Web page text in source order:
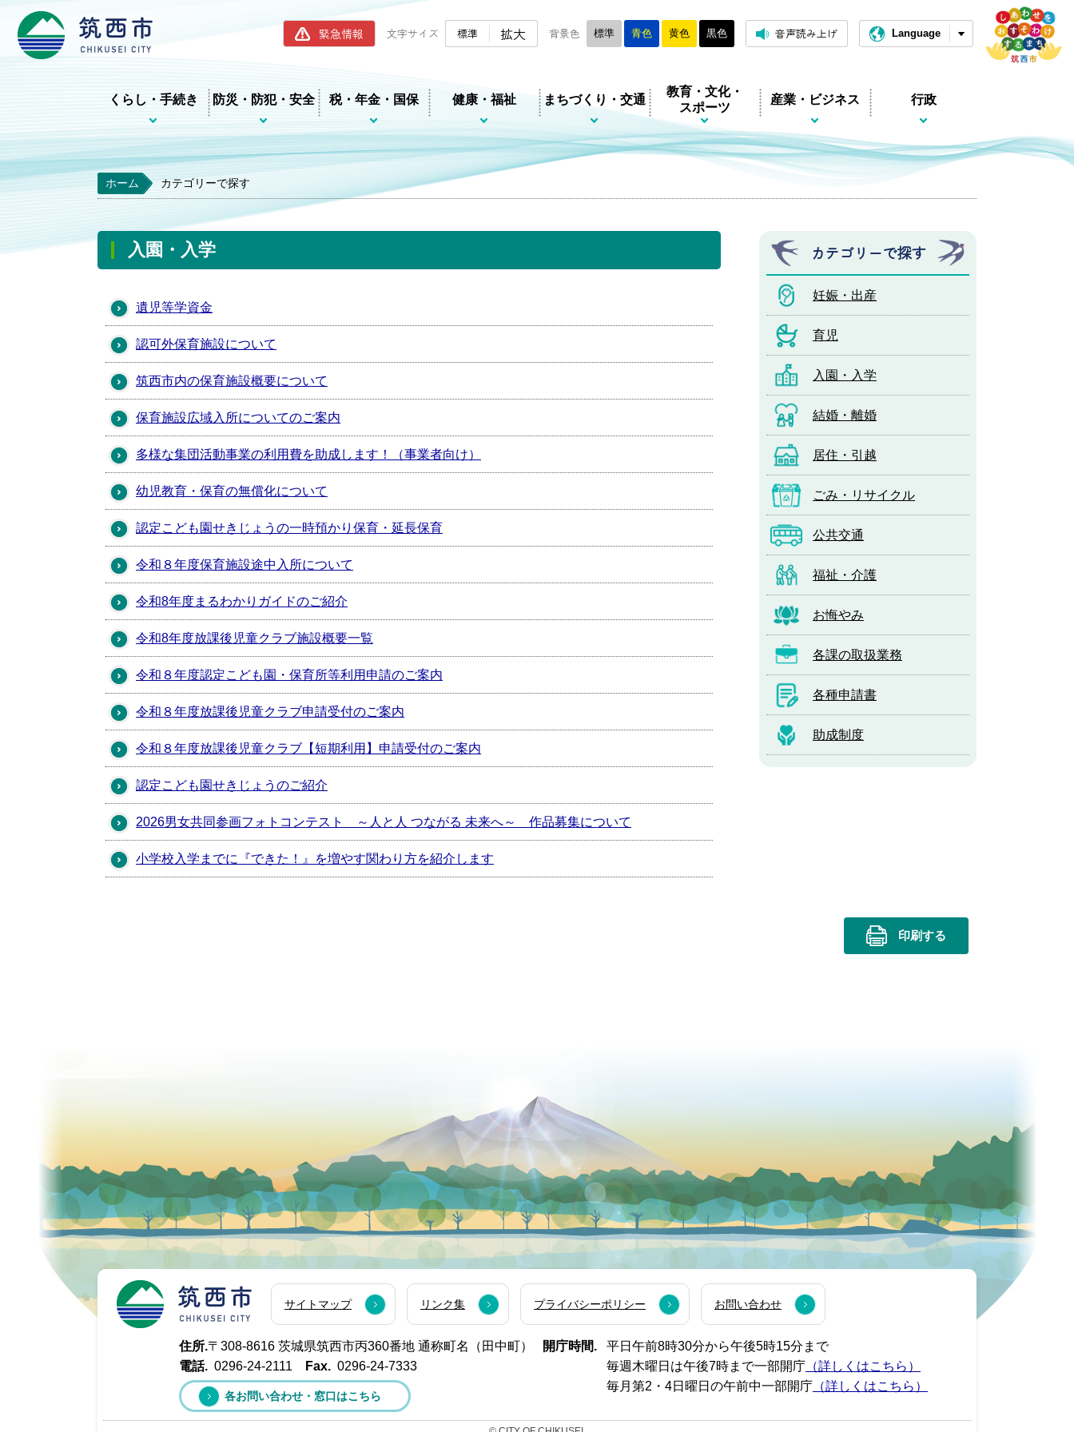
筑西市ホームページ
緊急情報 文字サイズ 標準 拡大 背景色 標準 青色 黄色 黒色 音声読み上げ Language
くらし・手続き 防災・防犯・安全 税・年金・国保 健康・福祉 まちづくり・交通
教育・文化・
スポーツ
産業・ビジネス 行政
ホーム カテゴリーで探す
入園・入学
遺児等学資金
認可外保育施設について
筑西市内の保育施設概要について
保育施設広域入所についてのご案内
多様な集団活動事業の利用費を助成します！（事業者向け）
幼児教育・保育の無償化について
認定こども園せきじょうの一時預かり保育・延長保育
令和８年度保育施設途中入所について
令和8年度まるわかりガイドのご紹介
令和8年度放課後児童クラブ施設概要一覧
令和８年度認定こども園・保育所等利用申請のご案内
令和８年度放課後児童クラブ申請受付のご案内
令和８年度放課後児童クラブ【短期利用】申請受付のご案内
認定こども園せきじょうのご紹介
2026男女共同参画フォトコンテスト ～人と人 つながる 未来へ～ 作品募集について
小学校入学までに『できた！』を増やす関わり方を紹介します
印刷する
カテゴリーで探す
妊娠・出産
育児
入園・入学
結婚・離婚
居住・引越
ごみ・リサイクル
公共交通
福祉・介護
お悔やみ
各課の取扱業務
各種申請書
助成制度
サイトマップ リンク集 プライバシーポリシー お問い合わせ
住所.〒308-8616 茨城県筑西市丙360番地 通称町名（田中町）
電話. 0296-24-2111 Fax. 0296-24-7333
各お問い合わせ・窓口はこちら
開庁時間.
平日午前8時30分から午後5時15分まで
毎週木曜日は午後7時まで一部開庁 （詳しくはこちら）
毎月第2・4日曜日の午前中一部開庁 （詳しくはこちら）